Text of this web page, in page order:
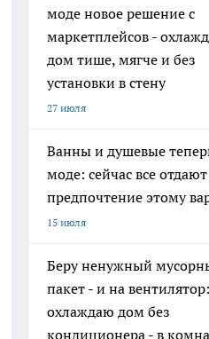
моде новое решение с
маркетплейсов -
дом тише, мягче и без
установки в стену
27 июля
Ванны и душевые
моде: сейчас все отдают
предпочтение этому
15 июля
Беру ненужный
пакет - и на вентилятор:
охлаждаю дом без
кондиционера - в